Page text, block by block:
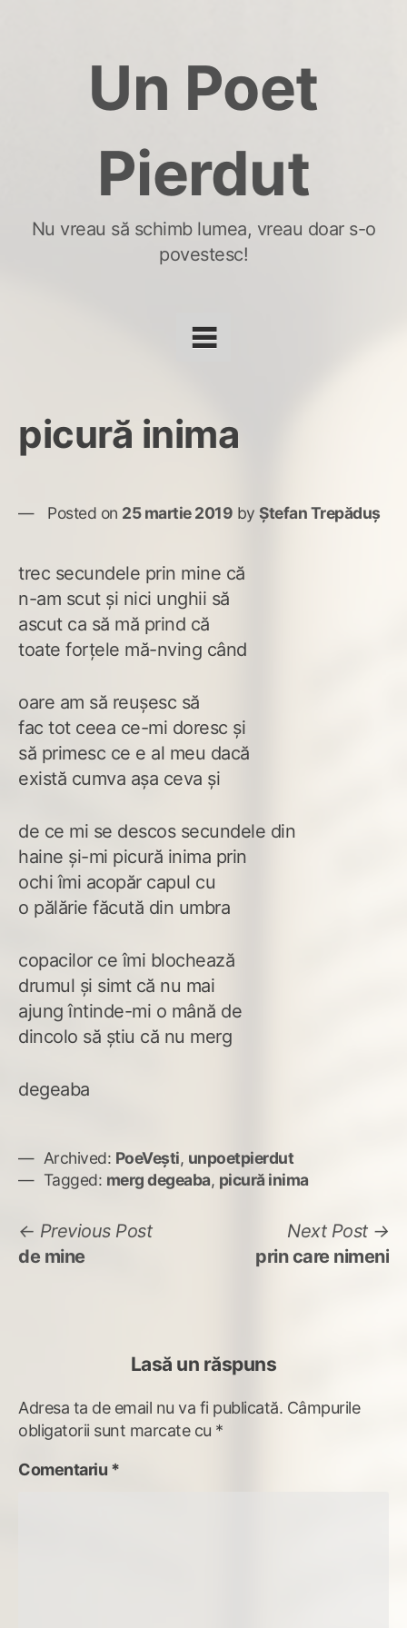
Un Poet
Pierdut
Nu vreau să schimb lumea, vreau doar s-o
povestesc!
picură inima
Posted on 25 martie 2019 by Ștefan Trepăduș
trec secundele prin mine că
n-am scut și nici unghii să
ascut ca să mă prind că
toate forțele mă-nving când
oare am să reușesc să
fac tot ceea ce-mi doresc și
să primesc ce e al meu dacă
există cumva așa ceva și
de ce mi se descos secundele din
haine și-mi picură inima prin
ochi îmi acopăr capul cu
o pălărie făcută din umbra
copacilor ce îmi blochează
drumul și simt că nu mai
ajung întinde-mi o mână de
dincolo să știu că nu merg
degeaba
Archived: PoeVești, unpoetpierdut
Tagged: merg degeaba, picură inima
Navigare
în
Previous PostPrevious
de mine
Next Post
prin care nimeni
Lasă un răspuns
Adresa ta de email nu va fi publicată. Câmpurile
obligatorii sunt marcate cu *
Comentariu *